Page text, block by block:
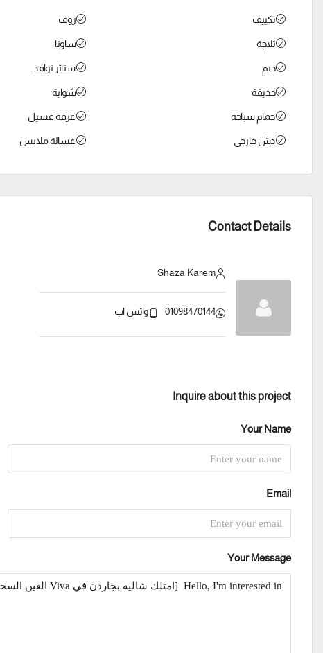
تكييف
ثلاجة
جيم
حديقة
حمام سباحة
دش خارجي
روف
ساونا
ستائر نوافذ
شواية
غرفة غسيل
غسالة ملابس
Contact Details
Shaza Karem
01098470144 واتس اب
Inquire about this project
Your Name
Email
Your Message